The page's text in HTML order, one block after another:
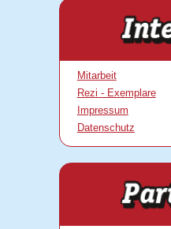
Mitarbeit
Rezi - Exemplare
Impressum
Datenschutz